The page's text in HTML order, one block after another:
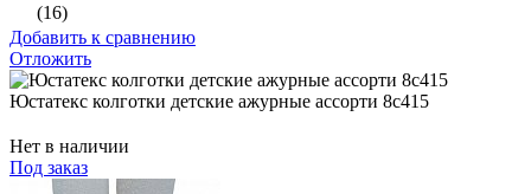
(16)
Добавить к сравнению
Отложить
Юстатекс колготки детские ажурные ассорти 8с415
Нет в наличии
Под заказ